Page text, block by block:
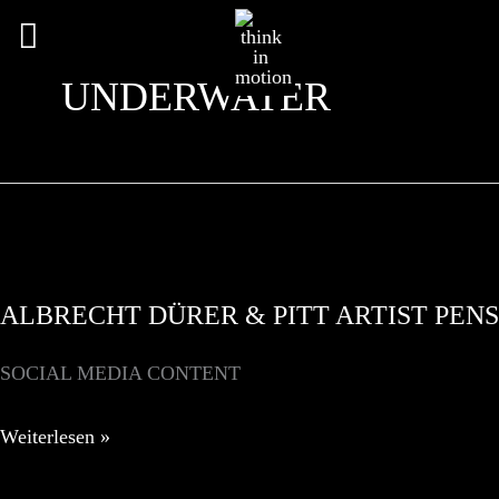
Hauptmenü
UNDERWATER
ALBRECHT DÜRER & PITT ARTIST PENS
SOCIAL MEDIA CONTENT
ALBRECHT
Weiterlesen »